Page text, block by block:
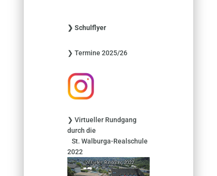
n
a
h
:
❯ Schulflyer
❯ Termine 2025/26
❯ Virtueller Rundgang
durch die
St. Walburga-Realschule
2022